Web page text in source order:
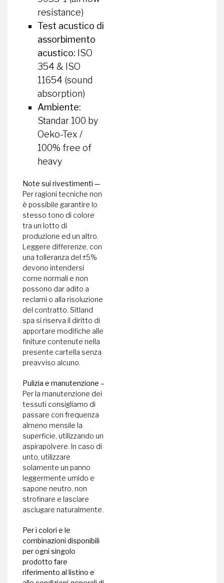
resistance)
Test acustico di
assorbimento
acustico: ISO
354 & ISO
11654 (sound
absorption)
Ambiente:
Standar 100 by
Oeko-Tex /
100% free of
heavy
Note sui rivestimenti —
Per ragioni tecniche non
è possibile garantire lo
stesso tono di colore
tra un lotto di
produzione ed un altro.
Leggere differenze, con
una tolleranza del ±5%
devono intendersi
come normali e non
possono dar adito a
reclami o alla risoluzione
del contratto. Sitland
spa si riserva il diritto di
apportare modifiche alle
finiture contenute nella
presente cartella senza
preavviso alcuno.
Pulizia e manutenzione –
Per la manutenzione dei
tessuti consigliamo di
passare con frequenza
almeno mensile la
superficie, utilizzando un
aspirapolvere. In caso di
unto, utilizzare
solamente un panno
leggermente umido e
sapone neutro, non
strofinare e lasciare
asciugare naturalmente.
Per i colori e le
combinazioni disponibili
per ogni singolo
prodotto fare
riferimento al listino e